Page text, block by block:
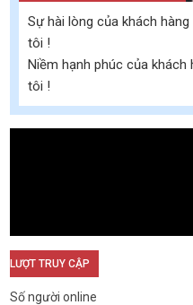
Sự hài lòng của khách
tôi !
Niềm hạnh phúc của
tôi !
LƯỢT TRUY CẬP
Số người online